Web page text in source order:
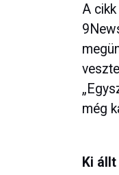
A
még
Ki